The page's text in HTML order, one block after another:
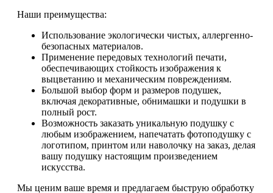
Наши преимущества:
Использование экологически чистых, аллергенно-
безопасных материалов.
Применение передовых технологий печати,
обеспечивающих стойкость изображения к
выцветанию и механическим повреждениям.
Большой выбор форм и размеров подушек,
включая декоративные, обнимашки и подушки в
полный рост.
Возможность заказать уникальную подушку с
любым изображением, напечатать фотоподушку с
логотипом, принтом или наволочку на заказ, делая
вашу подушку настоящим произведением
искусства.
Мы ценим ваше время и предлагаем быструю обработку